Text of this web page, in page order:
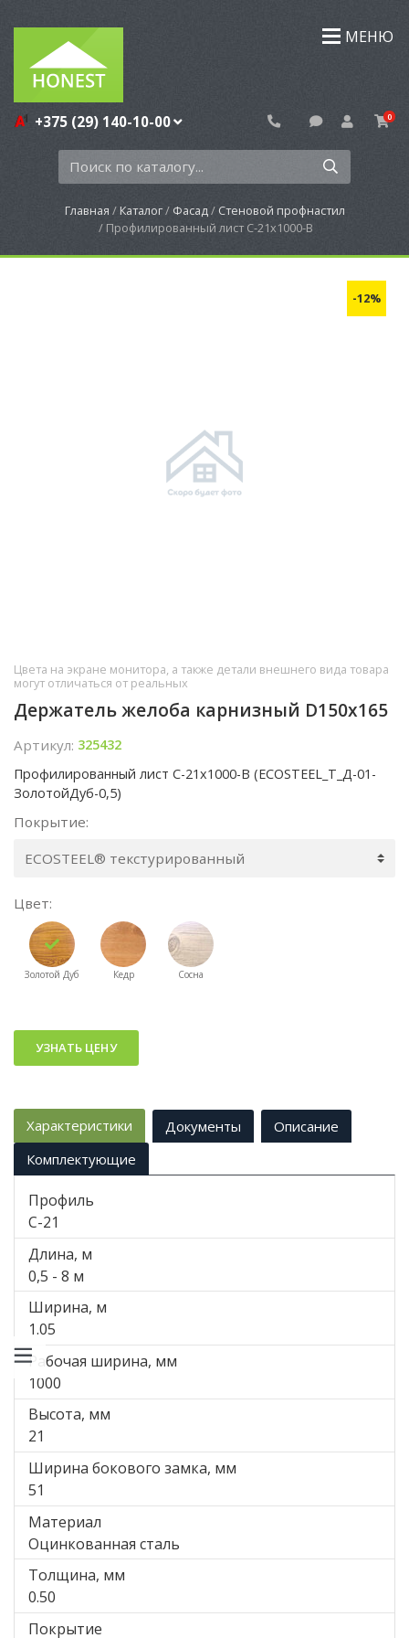
МЕНЮ
+375 (29) 140-10-00 0
Главная Каталог Фасад
Стеновой профнастил
Профилированный лист С-21x1000-B
12
Цвета на экране монитора, а также детали внешнего вида товара
могут отличаться от реальных
Держатель желоба карнизный D150х165
Артикул: 325432
Профилированный лист С-21x1000-B (ECOSTEEL_T_Д-01-
ЗолотойДуб-0,5)
Покрытие
Цвет
Золотой Дуб Кедр Сосна
УЗНАТЬ ЦЕНУ
Характеристики Документы
Описание
Комплектующие
Профиль
С-21
Длина, м
0,5 - 8 м
Ширина, м
1.05
Рабочая ширина, мм
1000
Высота, мм
21
Ширина бокового замка, мм
51
Материал
Оцинкованная сталь
Толщина, мм
0.50
Покрытие